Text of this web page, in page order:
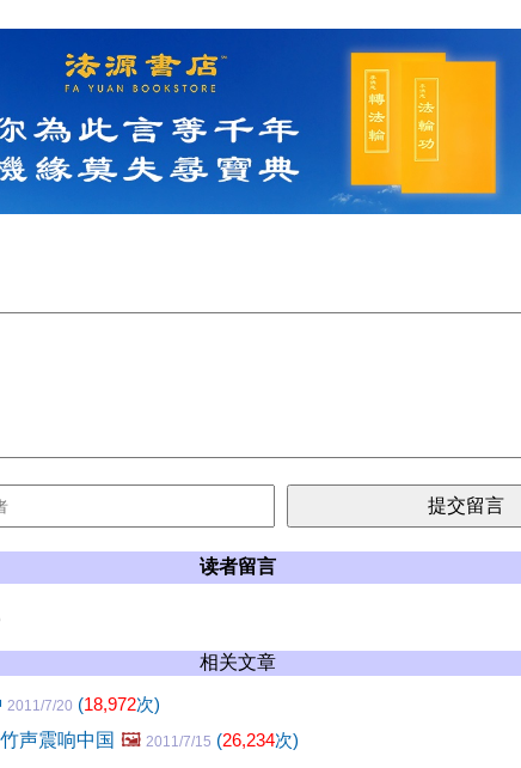
读者留言
相关文章
2011/7/20 (18,972次)
声震响中国 🖼️ 2011/7/15 (26,234次)